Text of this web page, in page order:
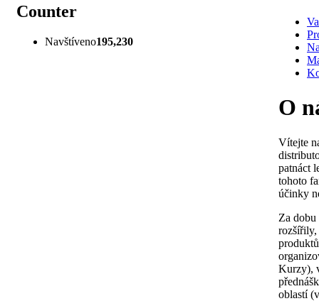
Counter
Navštíveno195,230
O
Vítejte
patnáct
tohoto
účinky
Za dobu
rozšířily,
Kurzy),
oblastí